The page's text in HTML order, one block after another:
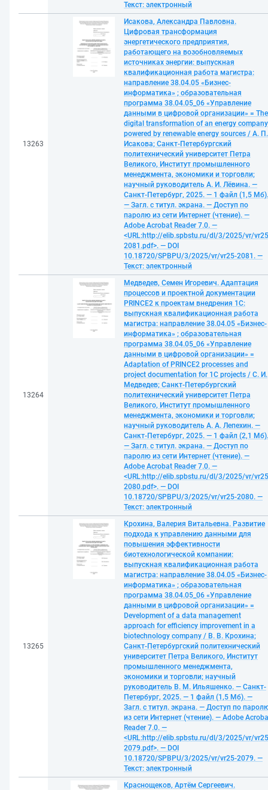
Текст: электронный
13263
Исакова, Александра Павловна.
Цифровая трансформация
энергетического предприятия,
работающего на возобновляемых
источниках энергии: выпускная
квалификационная работа магистра:
направление 38.04.05 «Бизнес-
информатика» ; образовательная
программа 38.04.05_06 «Управление
данными в цифровой организации» = The
digital transformation of an energy company
powered by renewable energy sources / А. П.
Исакова; Санкт-Петербургский
политехнический университет Петра
Великого, Институт промышленного
менеджмента, экономики и торговли;
научный руководитель А. И. Лёвина. —
Санкт-Петербург, 2025. — 1 файл (1,5 Мб).
— Загл. с титул. экрана. — Доступ по
паролю из сети Интернет (чтение). —
Adobe Acrobat Reader 7.0. —
<URL:http://elib.spbstu.ru/dl/3/2025/vr/
2081.pdf>. — DOI
10.18720/SPBPU/3/2025/vr/vr25-2081. —
Текст: электронный
13264
Медведев, Семен Игоревич. Адаптация
процессов и проектной документации
PRINCE2 к проектам внедрения 1С:
выпускная квалификационная работа
магистра: направление 38.04.05 «Бизнес-
информатика» ; образовательная
программа 38.04.05_06 «Управление
данными в цифровой организации» =
Adaptation of PRINCE2 processes and
project documentation for 1C projects / С. И.
Медведев; Санкт-Петербургский
политехнический университет Петра
Великого, Институт промышленного
менеджмента, экономики и торговли;
научный руководитель А. А. Лепехин. —
Санкт-Петербург, 2025. — 1 файл (2,1 Мб).
— Загл. с титул. экрана. — Доступ по
паролю из сети Интернет (чтение). —
Adobe Acrobat Reader 7.0. —
<URL:http://elib.spbstu.ru/dl/3/2025/vr/
2080.pdf>. — DOI
10.18720/SPBPU/3/2025/vr/vr25-2080. —
Текст: электронный
13265
Крохина, Валерия Витальевна. Развитие
подхода к управлению данными для
повышения эффективности
биотехнологической компании:
выпускная квалификационная работа
магистра: направление 38.04.05 «Бизнес-
информатика» ; образовательная
программа 38.04.05_06 «Управление
данными в цифровой организации» =
Development of a data management
approach for efficiency improvement in a
biotechnology company / В. В. Крохина;
Санкт-Петербургский политехнический
университет Петра Великого, Институт
промышленного менеджмента,
экономики и торговли; научный
руководитель В. М. Ильяшенко. — Санкт-
Петербург, 2025. — 1 файл (1,5 Мб). —
Загл. с титул. экрана. — Доступ по
из сети Интернет (чтение). — Adobe
Reader 7.0. —
<URL:http://elib.spbstu.ru/dl/3/2025/vr/
2079.pdf>. — DOI
10.18720/SPBPU/3/2025/vr/vr25-2079. —
Текст: электронный
Краснощеков, Артём Сергеевич.